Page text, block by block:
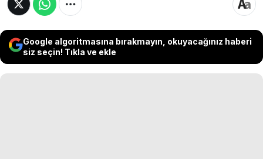
Google algoritmasına bırakmayın, okuyacağınız haberi
siz seçin! Tıkla ve ekle